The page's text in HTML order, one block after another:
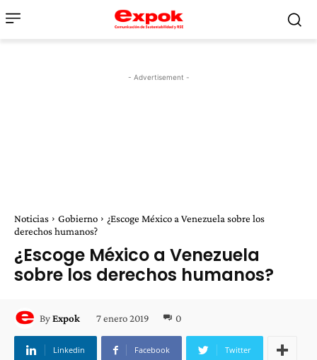
- Advertisement -
Noticias Gobierno
¿Escoge México a Venezuela sobre los
derechos humanos?
¿Escoge México a Venezuela
sobre los derechos humanos?
ByExpok 7 enero 2019 0
Linkedin Facebook Twitter